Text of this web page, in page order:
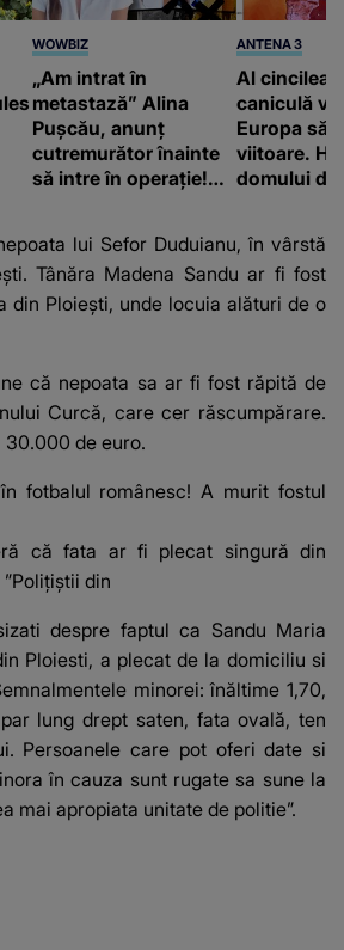
WOWBIZ
„Am intrat în
metastază” Alina
Pușcău, anunț
cutremurător înainte
să intre în operație!
fanilor
ANTENA 3
Al cincilea
caniculă
Europa
viitoare.
domului de
lui Sefor Duduianu, în vârstă
Tânăra Madena Sandu ar fi fost
din Ploieşti, unde locuia alături de o
că nepoata sa ar fi fost răpită de
Curcă, care cer răscumpărare.
30.000 de euro.
fotbalul românesc! A murit fostul
că fata ar fi plecat singură din
din
despre faptul ca Sandu Maria
Ploiesti, a plecat de la domiciliu si
minorei: înăltime 1,70,
lung drept saten, fata ovală, ten
Persoanele care pot oferi date si
în cauza sunt rugate sa sune la
mai apropiata unitate de politie”.